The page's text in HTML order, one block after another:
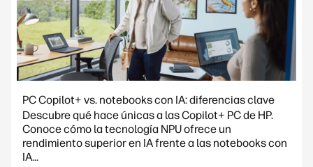
PC Copilot+ vs. notebooks con IA: diferencias clave
Descubre qué hace únicas a las Copilot+ PC de HP.
Conoce cómo la tecnología NPU ofrece un
rendimiento superior en IA frente a las notebooks con
IA...